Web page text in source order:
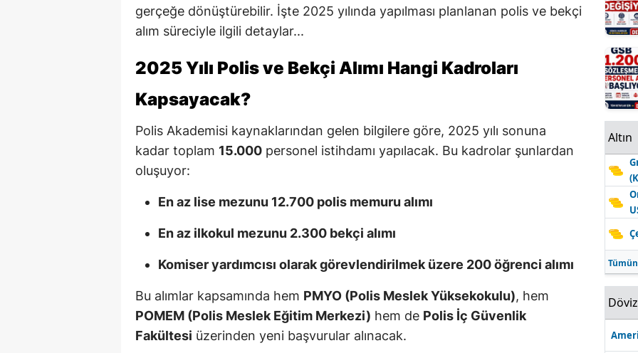
gerçeğe dönüştürebilir. İşte 2025 yılında yapılması planlanan polis ve bekçi
alım süreciyle ilgili detaylar...
2025 Yılı Polis ve Bekçi Alımı Hangi Kadroları
Kapsayacak?
Polis Akademisi kaynaklarından gelen bilgilere göre, 2025 yılı sonuna
kadar toplam 15.000 personel istihdamı yapılacak. Bu kadrolar şunlardan
oluşuyor:
En az lise mezunu 12.700 polis memuru alımı
En az ilkokul mezunu 2.300 bekçi alımı
Komiser yardımcısı olarak görevlendirilmek üzere 200 öğrenci alımı
Bu alımlar kapsamında hem PMYO (Polis Meslek Yüksekokulu), hem
POMEM (Polis Meslek Eğitim Merkezi) hem de Polis İç Güvenlik
Fakültesi üzerinden yeni başvurular alınacak.
Altın
Döviz